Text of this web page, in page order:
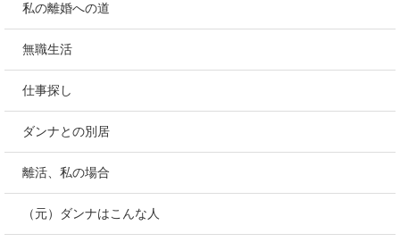
私の離婚への道
無職生活
仕事探し
ダンナとの別居
離活、私の場合
（元）ダンナはこんな人